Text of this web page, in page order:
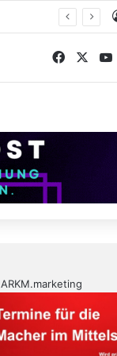
Facebook
ARKM.marketing